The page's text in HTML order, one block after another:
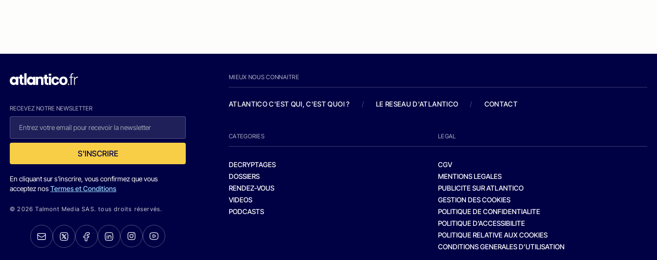
RECEVEZ NOTRE NEWSLETTER
S'INSCRIRE
En cliquant sur s'inscrire, vous confirmez que vous
acceptez nosTermes et Conditions
© 2026 Talmont Media SAS. tous droits réservés.
MIEUX NOUS CONNAITRE
ATLANTICO C'EST QUI, C'EST QUOI ? / LE RESEAU D'ATLANTICO / CONTACT
CATEGORIES
DECRYPTAGES
DOSSIERS
RENDEZ-VOUS
VIDEOS
PODCASTS
LEGAL
CGV
MENTIONS LEGALES
PUBLICITE SUR ATLANTICO
GESTION DES COOKIES
POLITIQUE DE CONFIDENTIALITE
POLITIQUE D’ACCESSIBILITE
POLITIQUE RELATIVE AUX COOKIES
CONDITIONS GENERALES D’UTILISATION